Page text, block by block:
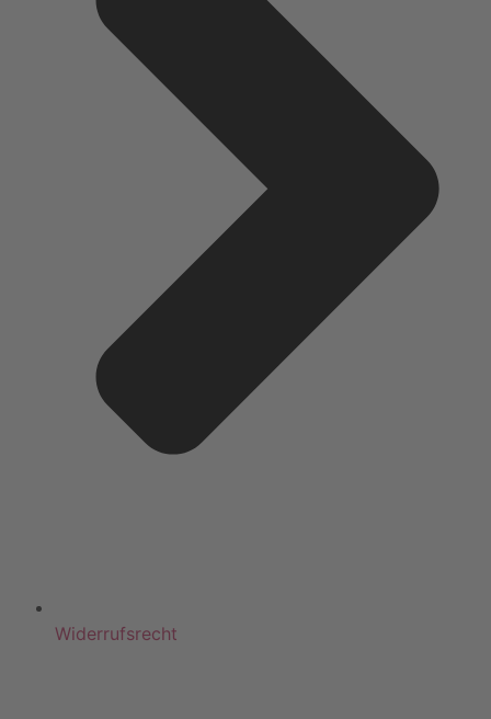
Widerrufsrecht